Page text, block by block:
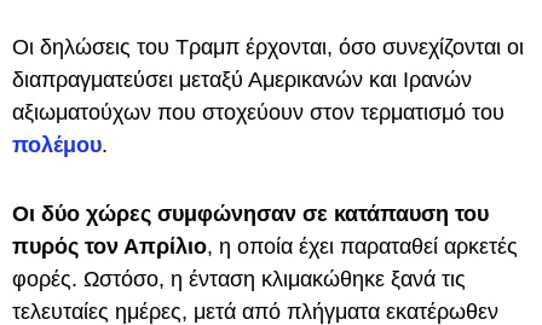
Οι δηλώσεις του Τραμπ έρχονται, όσο συνεχίζονται οι
διαπραγματεύσει μεταξύ Αμερικανών και Ιρανών
αξιωματούχων που στοχεύουν στον τερματισμό του
πολέμου.
Οι δύο χώρες συμφώνησαν σε κατάπαυση του
πυρός τον Απρίλιο, η οποία έχει παραταθεί αρκετές
φορές. Ωστόσο, η ένταση κλιμακώθηκε ξανά τις
τελευταίες ημέρες, μετά από πλήγματα εκατέρωθεν